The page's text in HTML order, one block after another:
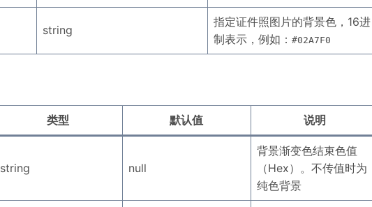
string
指定证件照图片的背景色，16进
制表示，例如： #02A7F0
类型 默认值 说明
string null
背景渐变色结束色值
（Hex）。不传值时为
纯色背景